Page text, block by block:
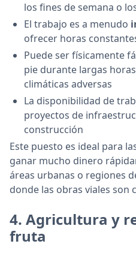
los fines de semana o
El trabajo es a menudo
ofrecer horas
Puede ser físicamente
pie durante largas
climáticas adversas
La disponibilidad de
proyectos de
construcción
Este puesto es ideal para
ganar mucho dinero
áreas urbanas o regiones
donde las obras viales son
4. Agricultura y
fruta